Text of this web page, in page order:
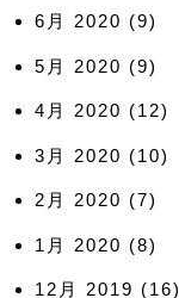
6月 2020 (9)
5月 2020 (9)
4月 2020 (12)
3月 2020 (10)
2月 2020 (7)
1月 2020 (8)
12月 2019 (16)